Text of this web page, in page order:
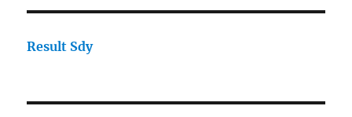
Result Sdy